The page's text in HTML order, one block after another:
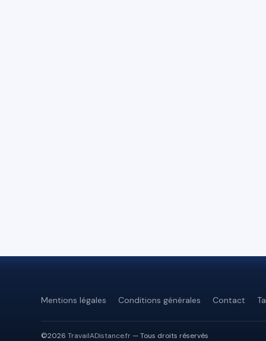
Mentions légales Conditions générales Contact
©2026 TravailADistance.fr — Tous droits réservés